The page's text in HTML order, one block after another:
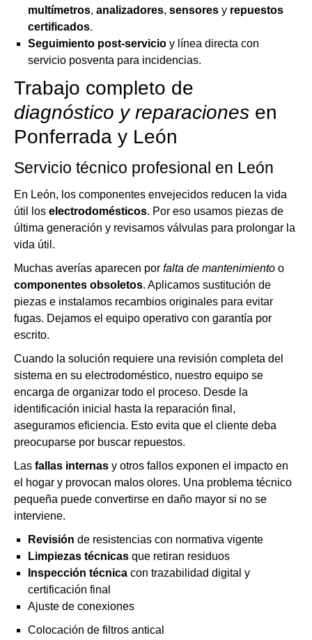
multímetros, analizadores, sensores y repuestos
certificados.
Seguimiento post-servicio y línea directa con
servicio posventa para incidencias.
Trabajo completo de
diagnóstico y reparaciones en
Ponferrada y León
Servicio técnico profesional en León
En León, los componentes envejecidos reducen la vida
útil los electrodomésticos. Por eso usamos piezas de
última generación y revisamos válvulas para prolongar la
vida útil.
Muchas averías aparecen por falta de mantenimiento o
componentes obsoletos. Aplicamos sustitución de
piezas e instalamos recambios originales para evitar
fugas. Dejamos el equipo operativo con garantía por
escrito.
Cuando la solución requiere una revisión completa del
sistema en su electrodoméstico, nuestro equipo se
encarga de organizar todo el proceso. Desde la
identificación inicial hasta la reparación final,
aseguramos eficiencia. Esto evita que el cliente deba
preocuparse por buscar repuestos.
Las fallas internas y otros fallos exponen el impacto en
el hogar y provocan malos olores. Una problema técnico
pequeña puede convertirse en daño mayor si no se
interviene.
Revisión de resistencias con normativa vigente
Limpiezas técnicas que retiran residuos
Inspección técnica con trazabilidad digital y
certificación final
Ajuste de conexiones
Colocación de filtros antical